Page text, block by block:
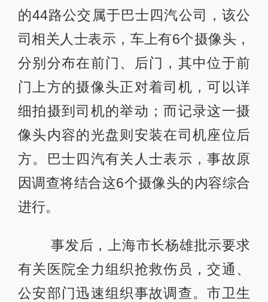
的44路公交属于巴士四汽公司，该公
司相关人士表示，车上有6个摄像头，
分别分布在前门、后门，其中位于前
门上方的摄像头正对着司机，可以详
细拍摄到司机的举动；而记录这一摄
像头内容的光盘则安装在司机座位后
方。巴士四汽有关人士表示，事故原
因调查将结合这6个摄像头的内容综合
进行。
事发后，上海市长杨雄批示要求
有关医院全力组织抢救伤员，交通、
公安部门迅速组织事故调查。市卫生